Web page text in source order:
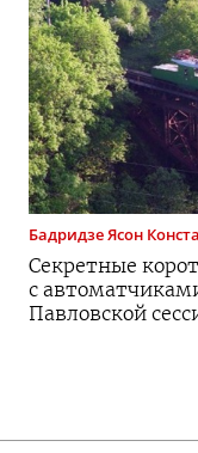
БадридзеЯсон
Секретные
с
Павловской